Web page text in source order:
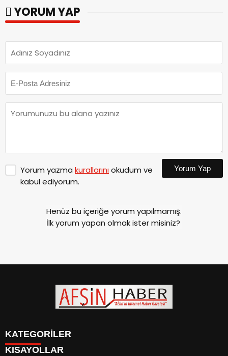
YORUM YAP
Yorum yazma kurallarınıokudum ve
kabul ediyorum.
Yorum Yap
Henüz bu içeriğe yorum yapılmamış.
İlk yorum yapan olmak ister misiniz?
KATEGORİLER
KISAYOLLAR